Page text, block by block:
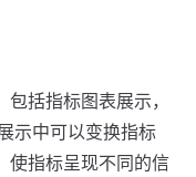
括指标图表展示，
示中可以变换指标
使指标呈现不同的信